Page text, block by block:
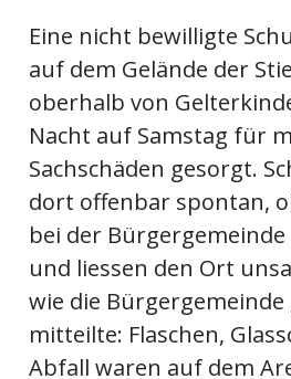
E-
Paper
App
Fussball
Eine nicht bewilligte
auf dem Gelände der
oberhalb von
Nacht auf Samstag für
Sachschäden gesorgt.
dort offenbar spontan,
bei der
und liessen den Ort
wie die
mitteilte: Flaschen,
Abfall waren auf dem